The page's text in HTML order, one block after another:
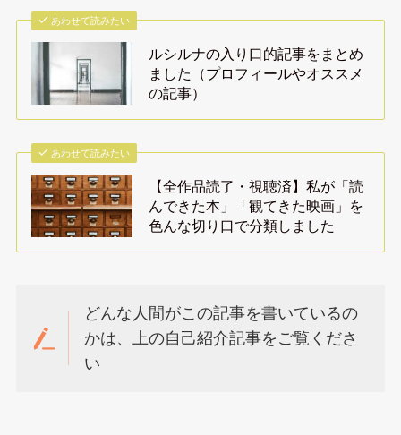
あわせて読みたい
ルシルナの入り口的記事をまとめ
ました（プロフィールやオススメ
の記事）
あわせて読みたい
【全作品読了・視聴済】私が「読
んできた本」「観てきた映画」を
色んな切り口で分類しました
どんな人間がこの記事を書いているの
かは、上の自己紹介記事をご覧くださ
い